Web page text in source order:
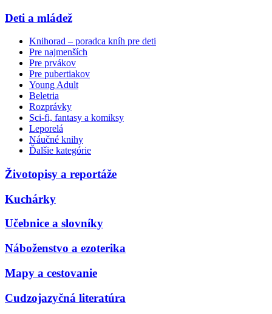
Deti a mládež
Knihorad – poradca kníh pre deti
Pre najmenších
Pre prvákov
Pre pubertiakov
Young Adult
Beletria
Rozprávky
Sci-fi, fantasy a komiksy
Leporelá
Náučné knihy
Ďalšie kategórie
Životopisy a reportáže
Kuchárky
Učebnice a slovníky
Náboženstvo a ezoterika
Mapy a cestovanie
Cudzojazyčná literatúra